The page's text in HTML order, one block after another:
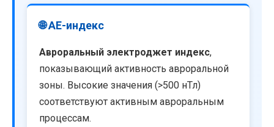
🌐 AE-индекс
Авроральный электроджет индекс,
показывающий активность авроральной
зоны. Высокие значения (>500 нТл)
соответствуют активным авроральным
процессам.